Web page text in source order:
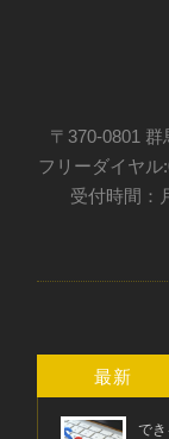
〒370-0801 群
フリーダイヤ
受付時間：
最新
で